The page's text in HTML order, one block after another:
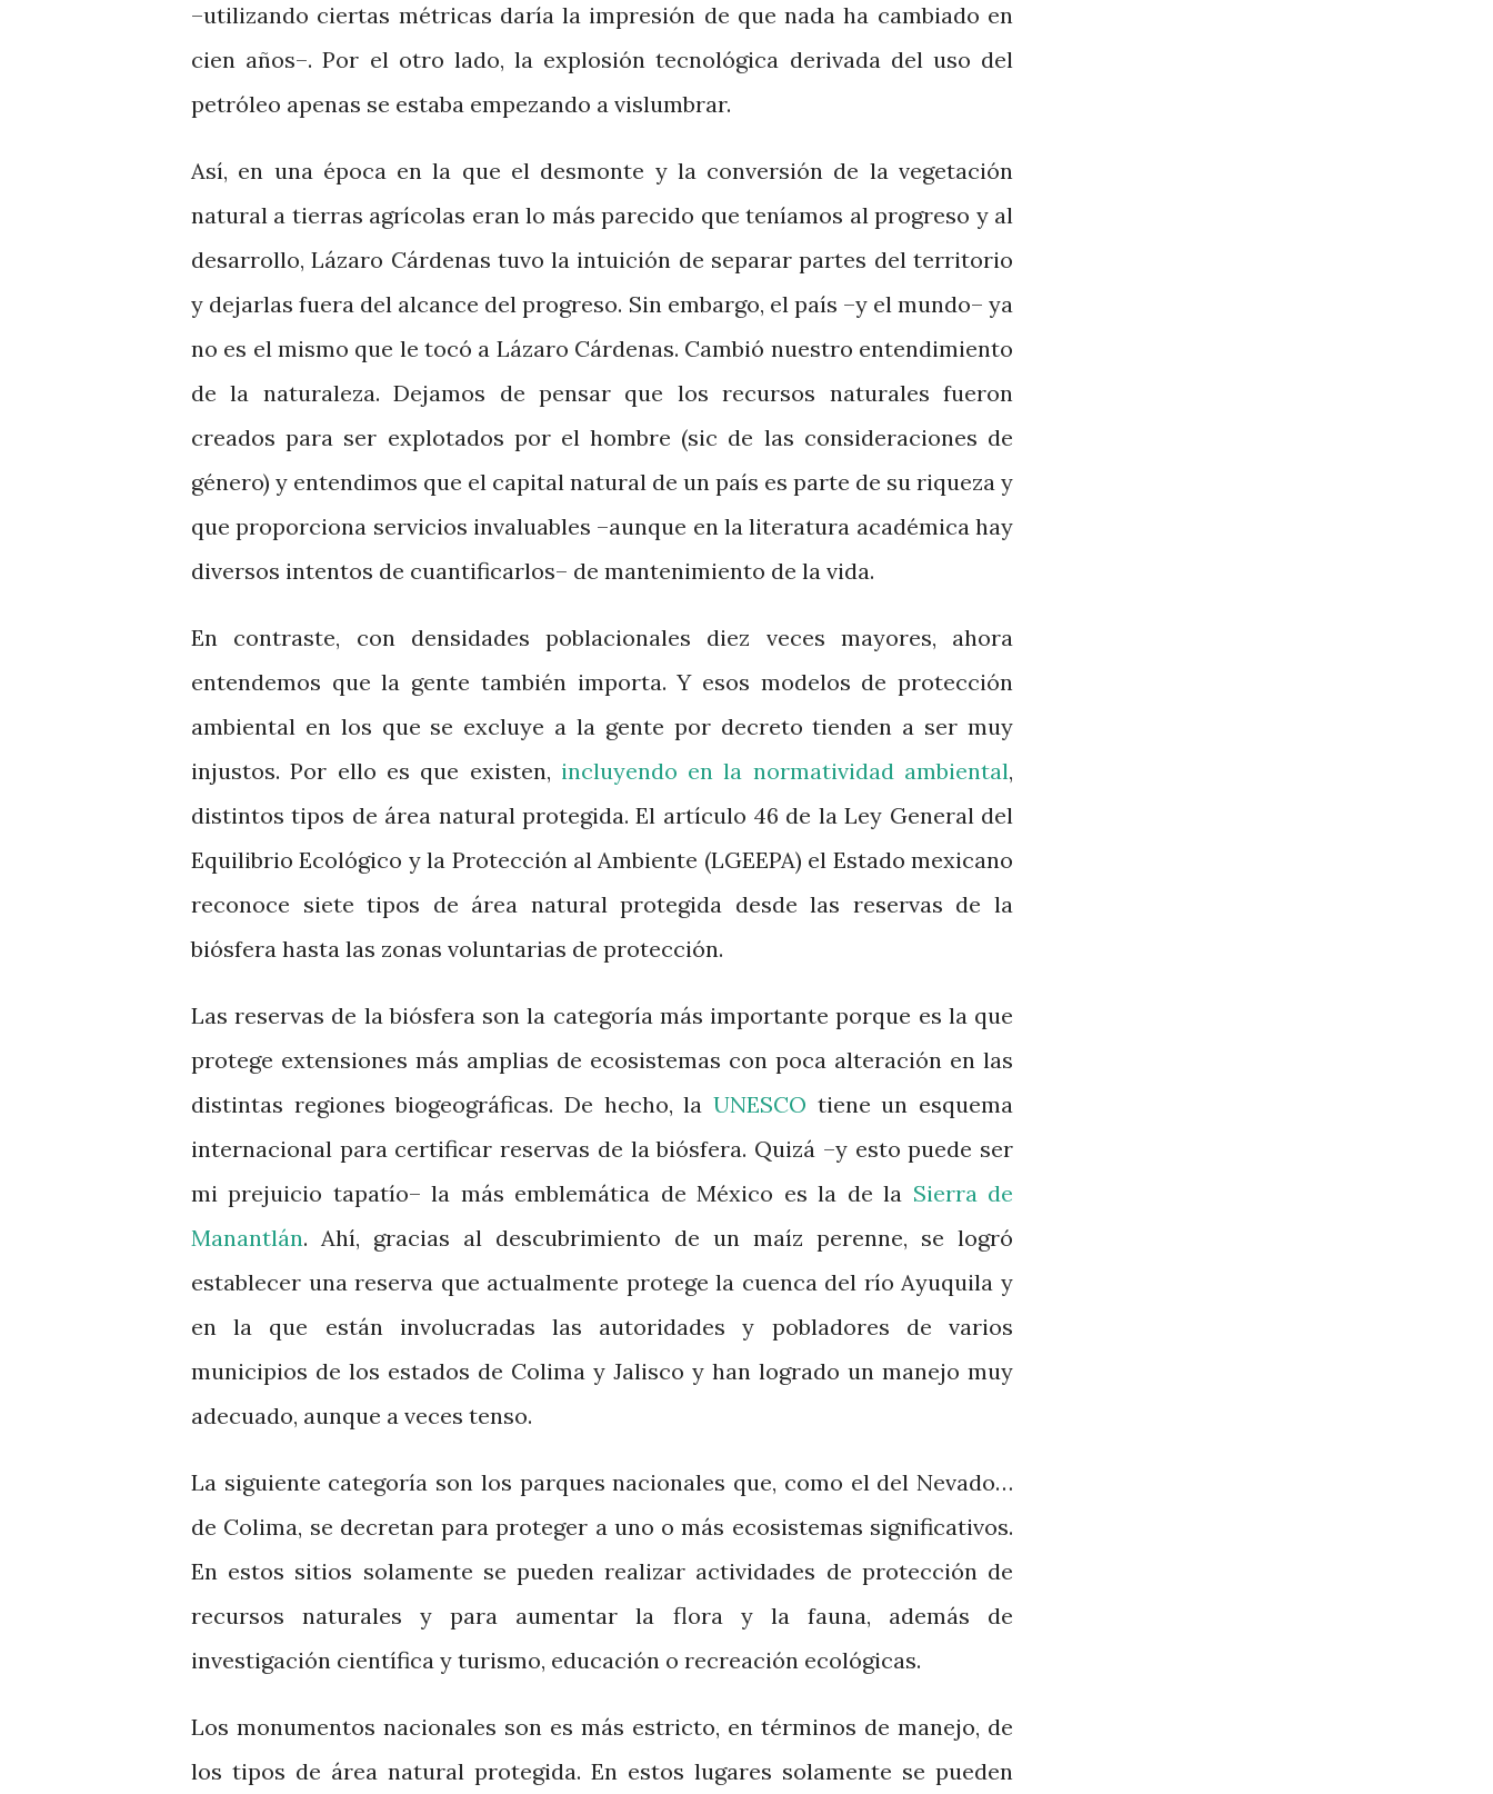
–utilizando ciertas métricas daría la impresión de que nada ha cambiado en
cien años–. Por el otro lado, la explosión tecnológica derivada del uso del
petróleo apenas se estaba empezando a vislumbrar.
Así, en una época en la que el desmonte y la conversión de la vegetación
natural a tierras agrícolas eran lo más parecido que teníamos al progreso y al
desarrollo, Lázaro Cárdenas tuvo la intuición de separar partes del territorio
y dejarlas fuera del alcance del progreso. Sin embargo, el país –y el mundo– ya
no es el mismo que le tocó a Lázaro Cárdenas. Cambió nuestro entendimiento
de la naturaleza. Dejamos de pensar que los recursos naturales fueron
creados para ser explotados por el hombre (sic de las consideraciones de
género) y entendimos que el capital natural de un país es parte de su riqueza y
que proporciona servicios invaluables ­–aunque en la literatura académica hay
diversos intentos de cuantificarlos– de mantenimiento de la vida.
En contraste, con densidades poblacionales diez veces mayores, ahora
entendemos que la gente también importa. Y esos modelos de protección
ambiental en los que se excluye a la gente por decreto tienden a ser muy
injustos. Por ello es que existen, incluyendo en la normatividad ambiental,
distintos tipos de área natural protegida. El artículo 46 de la Ley General del
Equilibrio Ecológico y la Protección al Ambiente (LGEEPA) el Estado mexicano
reconoce siete tipos de área natural protegida desde las reservas de la
biósfera hasta las zonas voluntarias de protección.
Las reservas de la biósfera son la categoría más importante porque es la que
protege extensiones más amplias de ecosistemas con poca alteración en las
distintas regiones biogeográficas. De hecho, la UNESCO tiene un esquema
internacional para certificar reservas de la biósfera. Quizá –y esto puede ser
mi prejuicio tapatío– la más emblemática de México es la de la Sierra de
Manantlán. Ahí, gracias al descubrimiento de un maíz perenne, se logró
establecer una reserva que actualmente protege la cuenca del río Ayuquila y
en la que están involucradas las autoridades y pobladores de varios
municipios de los estados de Colima y Jalisco y han logrado un manejo muy
adecuado, aunque a veces tenso.
La siguiente categoría son los parques nacionales que, como el del Nevado…
de Colima, se decretan para proteger a uno o más ecosistemas significativos.
En estos sitios solamente se pueden realizar actividades de protección de
recursos naturales y para aumentar la flora y la fauna, además de
investigación científica y turismo, educación o recreación ecológicas.
Los monumentos nacionales son es más estricto, en términos de manejo, de
los tipos de área natural protegida. En estos lugares solamente se pueden